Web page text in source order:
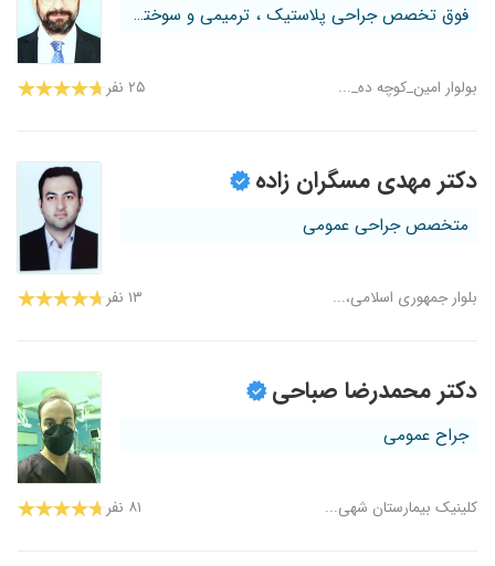
فوق تخصص جراحی پلاستیک ، ترمیمی و سوختگی
بولوار امین_کوچه ده_... ۲۵ نفر
دکتر مهدی مسگران زاده
متخصص جراحی عمومی
بلوار جمهوری اسلامی،... ۱۳ نفر
دکتر محمدرضا صباحی
جراح عمومی
کلینیک بیمارستان شهی... ۸۱ نفر